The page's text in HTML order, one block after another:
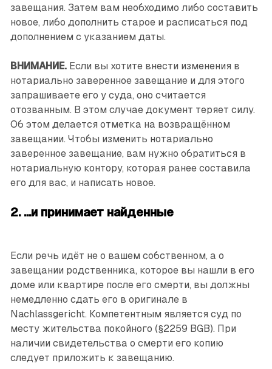
завещания. Затем вам необходимо либо составить
новое, либо дополнить старое и расписаться под
дополнением с указанием даты.
ВНИМАНИЕ. Если вы хотите внести изменения в
нотариально заверенное завещание и для этого
запрашиваете его у суда, оно считается
отозванным. В этом случае документ теряет силу.
Об этом делается отметка на возвращённом
завещании. Чтобы изменить нотариально
заверенное завещание, вам нужно обратиться в
нотариальную контору, которая ранее составила
его для вас, и написать новое.
2. ...и принимает найденные
Если речь идёт не о вашем собственном, а о
завещании родственника, которое вы нашли в его
доме или квартире после его смерти, вы должны
немедленно сдать его в оригинале в
Nachlassgericht. Компетентным является суд по
месту жительства покойного (§2259 BGB). При
наличии свидетельства о смерти его копию
следует приложить к завещанию.